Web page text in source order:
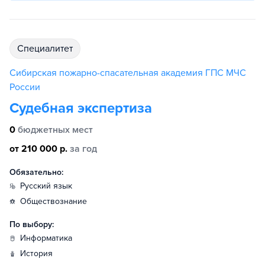
специалитет
Сибирская пожарно-спасательная академия ГПС МЧС
России
Судебная экспертиза
0 бюджетных мест
от 210 000 р. за год
Обязательно:
русский язык
обществознание
По выбору:
информатика
история